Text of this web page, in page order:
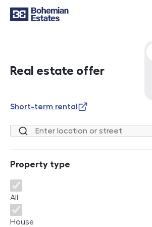
Real estate offer
Short-term rental
Location or street
Property type
Property type
All
House